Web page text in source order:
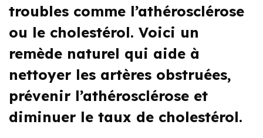
troubles comme l’athérosclérose
ou le cholestérol. Voici un
remède naturel qui aide à
nettoyer les artères obstruées,
prévenir l’athérosclérose et
diminuer le taux de cholestérol.